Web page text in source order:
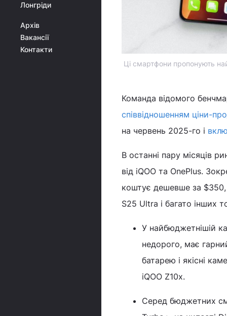
Лонгріди
Архів
Вакансії
Контакти
Ці смартфони пропонують
Команда відомого
співвідношенням ціни-
на червень 2025-го і
В останні пару місяців
від iQOO та OnePlus.
коштує дешевше за $350,
S25 Ultra і багато інших
У найбюджетнішій
недорого, має
батарею і якісні
iQOO Z10x.
Серед бюджетних